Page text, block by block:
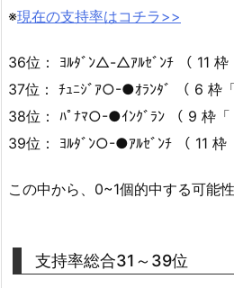
※現在の支持率はコチラ>>
36位： ﾖﾙﾀﾞﾝ△-△ｱﾙｾﾞﾝﾁ （ 11 枠
37位： ﾁｭﾆｼﾞｱ○-●ｵﾗﾝﾀﾞ （ 6 枠「
38位： ﾊﾟﾅﾏ○-●ｲﾝｸﾞﾗﾝ （ 9 枠「
39位： ﾖﾙﾀﾞﾝ○-●ｱﾙｾﾞﾝﾁ （ 11 枠
この中から、0~1個的中する可能
支持率総合31～39位